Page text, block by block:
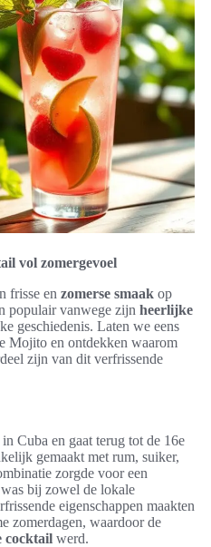
vol zomergevoel
frisse en zomerse smaak op
populair vanwege zijn heerlijke
geschiedenis. Laten we eens
Mojito en ontdekken waarom
zijn van dit verfrissende
Cuba en gaat terug tot de 16e
gemaakt met rum, suiker,
zorgde voor een
bij zowel de lokale
eigenschappen maakten
zomerdagen, waardoor de
cocktail werd.